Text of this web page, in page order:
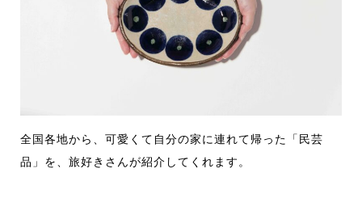
全国各地から、可愛くて自分の家に連れて帰った「民芸
品」を、旅好きさんが紹介してくれます。